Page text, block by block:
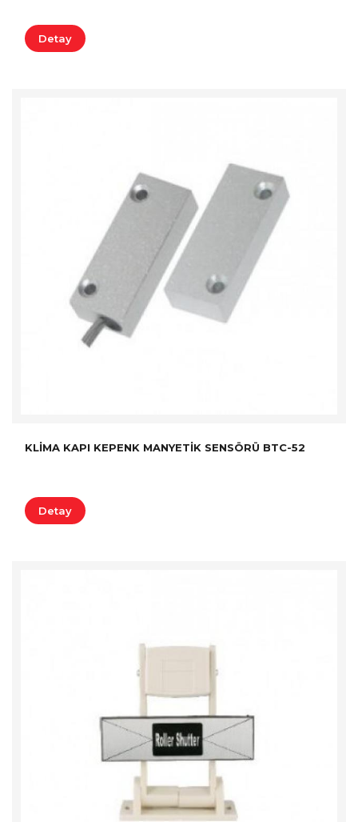
Detay
KLIMA KAPI KEPENK MANYETIK SENSÖRÜ BTC-52
Detay